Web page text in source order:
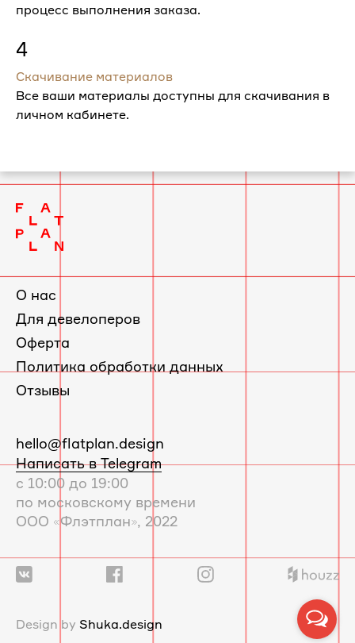
процесс выполнения заказа.
4
Скачивание материалов
Все ваши материалы доступны для скачивания в
личном кабинете.
О нас
Для девелоперов
Оферта
Политика обработки данных
Отзывы
E-
mail:
hello@flatplan.design
Написать в Telegram
с 10:00 до 19:00
по московскому времени
ООО «Флэтплан», 2022
Design by Сайт
Shuka.design